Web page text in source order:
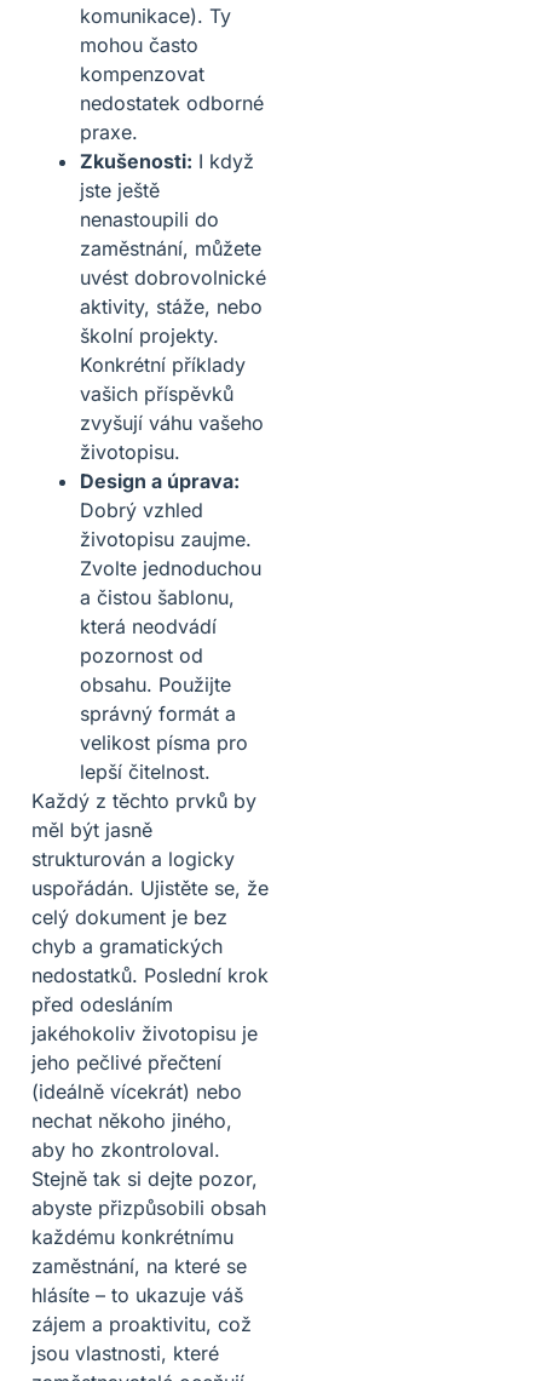
komunikace). Ty
mohou často
kompenzovat
nedostatek odborné
praxe.
Zkušenosti: I když
jste ještě
nenastoupili do
zaměstnání, můžete
uvést dobrovolnické
aktivity, stáže, nebo
školní projekty.
Konkrétní příklady
vašich příspěvků
zvyšují váhu vašeho
životopisu.
Design a úprava:
Dobrý vzhled
životopisu zaujme.
Zvolte jednoduchou
a čistou šablonu,
která neodvádí
pozornost od
obsahu. Použijte
správný formát a
velikost písma pro
lepší čitelnost.
Každý z těchto prvků by
měl být jasně
strukturován a logicky
uspořádán. Ujistěte se, že
celý dokument je bez
chyb a gramatických
nedostatků. Poslední krok
před odesláním
jakéhokoliv životopisu je
jeho pečlivé přečtení
(ideálně vícekrát) nebo
nechat někoho jiného,
aby ho zkontroloval.
Stejně tak si dejte pozor,
abyste přizpůsobili obsah
každému konkrétnímu
zaměstnání, na které se
hlásíte – to ukazuje váš
zájem a proaktivitu, což
jsou vlastnosti, které